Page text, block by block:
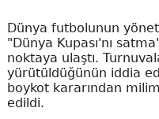
Dünya futbolunun
"Dünya Kupası'nı
noktaya ulaştı.
yürütüldüğünün iddia
boykot kararından
edildi.